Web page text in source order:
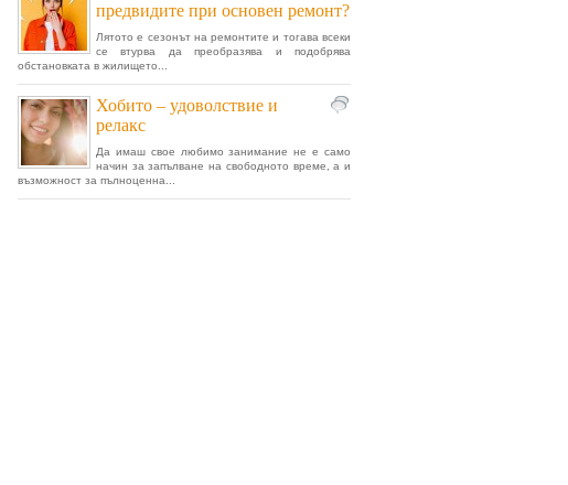
предвидите при основен ремонт?
Лятото е сезонът на ремонтите и тогава всеки
се втурва да преобразява и подобрява
обстановката в жилището...
Хобито – удоволствие и
релакс
Да имаш свое любимо занимание не е само
начин за запълване на свободното време, а и
възможност за пълноценна...